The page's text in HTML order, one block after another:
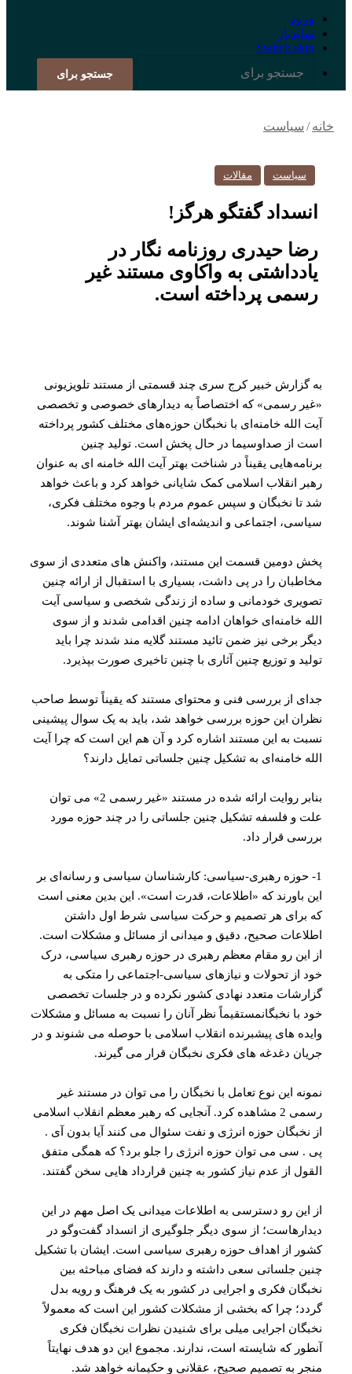
ورود
سایدبار
Switch skin
جستجو برای
خانه / سیاست
سیاست مقالات
انسداد گفتگو هرگز!
رضا حیدری روزنامه نگار در
یادداشتی به واکاوی مستند غیر
رسمی پرداخته است.
به گزارش خبیر کرج سری چند قسمتی از مستند تلویزیونی
«غیر رسمی» که اختصاصاً به دیدارهای خصوصی و تخصصی
آیت الله خامنه‌ای با نخبگان حوزه‌های مختلف کشور پرداخته
است از صداوسیما در حال پخش است. تولید چنین
برنامه‌هایی یقیناً در شناخت بهتر آیت الله خامنه ای به عنوان
رهبر انقلاب اسلامی کمک شایانی خواهد کرد و باعث خواهد
شد تا نخبگان و سپس عموم مردم با وجوه مختلف فکری،
سیاسی، اجتماعی و اندیشه‌ای ایشان بهتر آشنا شوند.
پخش دومین قسمت این مستند، واکنش های متعددی از سوی
مخاطبان را در پی داشت، بسیاری با استقبال از ارائه چنین
تصویری خودمانی و ساده از زندگی شخصی و سیاسی آیت
الله خامنه‌ای خواهان ادامه چنین اقدامی شدند و از سوی
دیگر برخی نیز ضمن تائید مستند گلایه مند شدند چرا باید
تولید و توزیع چنین آثاری با چنین تاخیری صورت بپذیرد.
جدای از بررسی فنی و محتوای مستند که یقیناً توسط صاحب
نظران این حوزه بررسی خواهد شد، باید به یک سوال پیشینی
نسبت به این مستند اشاره کرد و آن هم این است که چرا آیت
الله خامنه‌ای به تشکیل چنین جلساتی تمایل دارند؟
بنابر روایت ارائه شده در مستند «غیر رسمی 2» می توان
علت و فلسفه تشکیل چنین جلساتی را در چند حوزه مورد
بررسی قرار داد.
1- حوزه رهبری-سیاسی: کارشناسان سیاسی و رسانه‌ای بر
این باورند که «اطلاعات، قدرت است». این بدین معنی است
که برای هر تصمیم و حرکت سیاسی شرط اول داشتن
اطلاعات صحیح، دقیق و میدانی از مسائل و مشکلات است.
از این رو مقام معظم رهبری در حوزه رهبری سیاسی، درک
خود از تحولات و نیازهای سیاسی-اجتماعی را متکی به
گزارشات متعدد نهادی کشور نکرده و در جلسات تخصصی
خود با نخبگانمستقیماً نظر آنان را نسبت به مسائل و مشکلات
وایده های پیشبرنده انقلاب اسلامی با حوصله می شنوند و در
جریان دغدغه های فکری نخبگان قرار می گیرند.
نمونه این نوع تعامل با نخبگان را می توان در مستند غیر
رسمی 2 مشاهده کرد. آنجایی که رهبر معظم انقلاب اسلامی
از نخبگان حوزه انرژی و نفت سئوال می کنند آیا بدون آی .
پی . سی می توان حوزه انرژی را جلو برد؟ که همگی متفق
القول از عدم نیاز کشور به چنین قرارداد هایی سخن گفتند.
از این رو دسترسی به اطلاعات میدانی یک اصل مهم در این
دیدارهاست؛ از سوی دیگر جلوگیری از انسداد گفت‌و‌گو در
کشور از اهداف حوزه رهبری سیاسی است. ایشان با تشکیل
چنین جلساتی سعی داشته و دارند که فضای مباحثه بین
نخبگان فکری و اجرایی در کشور به یک فرهنگ و رویه بدل
گردد؛ چرا که بخشی از مشکلات کشور این است که معمولاً
نخبگان اجرایی میلی برای شنیدن نظرات نخبگان فکری
آنطور که شایسته است، ندارند. مجموع این دو هدف نهایتاً
منجر به تصمیم صحیح، عقلانی و حکیمانه خواهد شد.